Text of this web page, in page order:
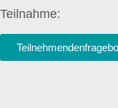
Teilnahme: